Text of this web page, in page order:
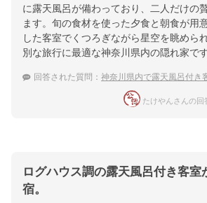
チェックイン・チェックアウト時間
チェックイン 15:00(最終チェックイン
チェックアウ
10:00
に露天風呂が備わっており、二人だけの
ます。旬の食材を使った夕食と朝食が用
した客室でくつろぎながら星空を眺めら
別な旅行に最適な神奈川県内の隠れ家です
回答された質問： 神奈川県内で露天風呂付き客室が
たけやんさんの回
ログハウス調の露天風呂付き客室
宿。